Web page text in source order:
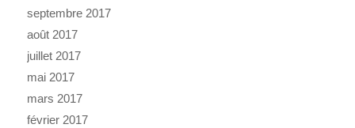
septembre 2017
août 2017
juillet 2017
mai 2017
mars 2017
février 2017